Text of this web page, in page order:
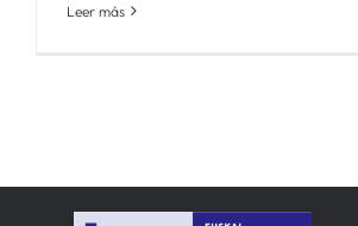
Leer más